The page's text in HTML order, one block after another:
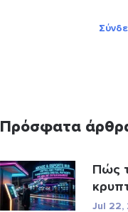
Πρόσφατα
Πώς
Jul 22,